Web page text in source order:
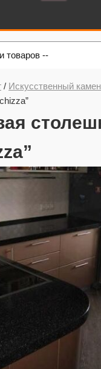
товаров --
/ Искусственный